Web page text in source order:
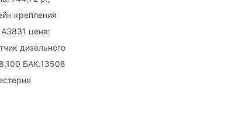
крепления
цена:
дизельного
БАК.13508